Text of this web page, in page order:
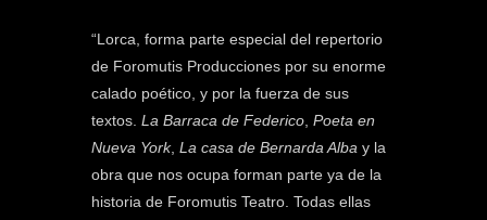
“Lorca, forma parte especial del repertorio
de Foromutis Producciones por su enorme
calado poético, y por la fuerza de sus
textos. La Barraca de Federico, Poeta en
Nueva York, La casa de Bernarda Alba y la
obra que nos ocupa forman parte ya de la
historia de Foromutis Teatro. Todas ellas